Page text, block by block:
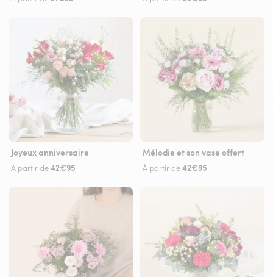
Joyeux anniversaire
À partir de42€95
Mélodie et son vase offert
À partir de42€95